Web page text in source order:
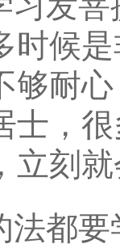
时候
够耐
士，
立刻
法都